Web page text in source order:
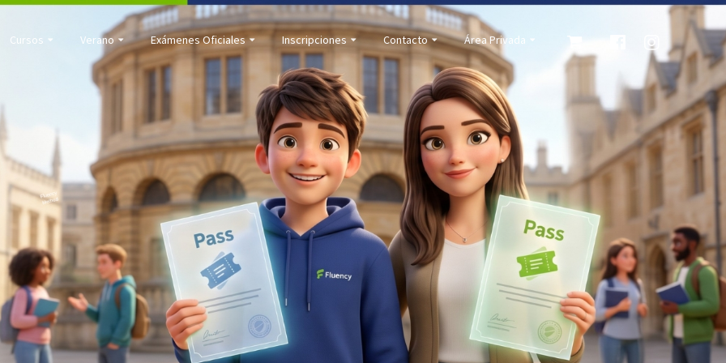
Cursos Verano Exámenes Oficiales Inscripciones Contacto Área Privada